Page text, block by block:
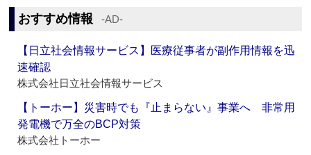
おすすめ情報 ‐AD‐
【日立社会情報サービス】医療従事者が副作用情報を迅
速確認
株式会社日立社会情報サービス
【トーホー】災害時でも『止まらない』事業へ 非常用
発電機で万全のBCP対策
株式会社トーホー